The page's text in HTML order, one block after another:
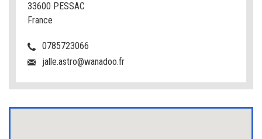
33600 PESSAC
France
0785723066
jalle.astro@wanadoo.fr